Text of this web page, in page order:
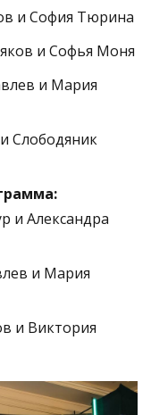
и София Тюрина
и Софья Моня
и Мария
Слободяник
и Александра
и Мария
и Виктория